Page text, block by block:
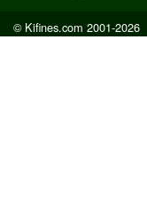
© Kifines.com 2001-2026